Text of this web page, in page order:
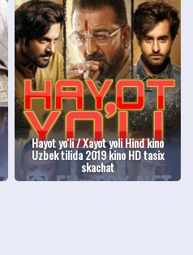
Hayot yo'li / Xayot yoli Hind kino
Uzbek tilida 2019 kino HD tasix
skachat